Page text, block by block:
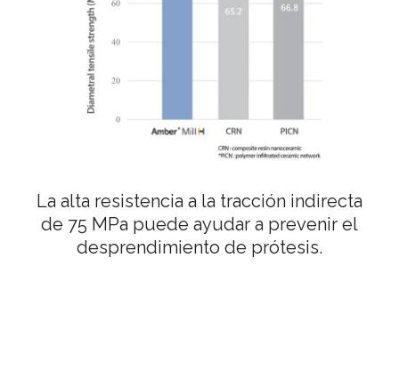
La alta resistencia a la tracción indirecta
de 75 MPa puede ayudar a prevenir el
desprendimiento de prótesis.